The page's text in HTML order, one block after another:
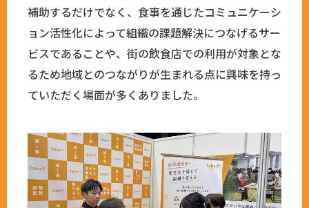
補助するだけでなく、食事を通じたコミュニケーシ
ョン活性化によって組織の課題解決につなげるサー
ビスであることや、街の飲食店での利用が対象とな
るため地域とのつながりが生まれる点に興味を持っ
ていただく場面が多くありました。